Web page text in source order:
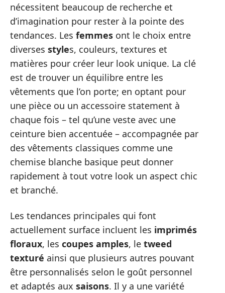
nécessitent beaucoup de recherche et
d’imagination pour rester à la pointe des
tendances. Les femmes ont le choix entre
diverses styles, couleurs, textures et
matières pour créer leur look unique. La clé
est de trouver un équilibre entre les
vêtements que l’on porte; en optant pour
une pièce ou un accessoire statement à
chaque fois – tel qu’une veste avec une
ceinture bien accentuée – accompagnée par
des vêtements classiques comme une
chemise blanche basique peut donner
rapidement à tout votre look un aspect chic
et branché.
Les tendances principales qui font
actuellement surface incluent les imprimés
floraux, les coupes amples, le tweed
texturé ainsi que plusieurs autres pouvant
être personnalisés selon le goût personnel
et adaptés aux saisons. Il y a une variété